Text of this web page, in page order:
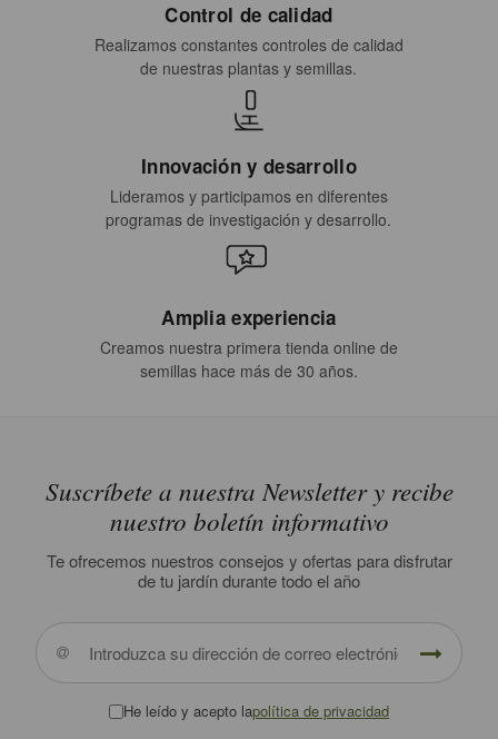
Control de calidad
Realizamos constantes controles de calidad
de nuestras plantas y semillas.
Innovación y desarrollo
Lideramos y participamos en diferentes
programas de investigación y desarrollo.
Amplia experiencia
Creamos nuestra primera tienda online de
semillas hace más de 30 años.
Suscríbete a nuestra Newsletter y recibe
nuestro boletín informativo
Te ofrecemos nuestros consejos y ofertas para disfrutar
de tu jardín durante todo el año
He leído y acepto lapolítica de privacidad